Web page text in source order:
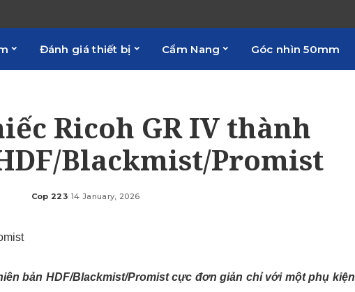
Đánh giá thiết bị Cẩm Nang Góc nhìn 50mm
Ricoh GR IV thành
Blackmist/Promist
Posted
Cop 223 14 January, 2026
bản HDF/Blackmist/Promist cực đơn giản chỉ với một phụ kiện